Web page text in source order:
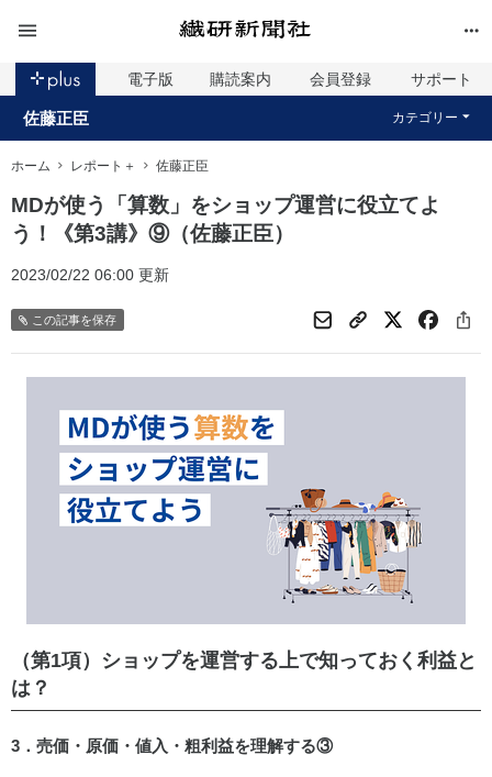
電子版 購読案内 会員登録 サポート
佐藤正臣 カテゴリー
ホーム レポート＋ 佐藤正臣
MDが使う「算数」をショップ運営に役立てよ
う！《第3講》⑨（佐藤正臣）
2023/02/22 06:00 更新
この記事を保存
（第1項）ショップを運営する上で知っておく利益と
は？
3．売価・原価・値入・粗利益を理解する③